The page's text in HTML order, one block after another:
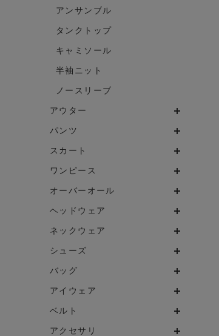
アンサンブル
タンクトップ
キャミソール
半袖ニット
ノースリーブ
アウター
パンツ
スカート
ワンピース
オーバーオール
ヘッドウェア
ネックウェア
シューズ
バッグ
アイウェア
ベルト
アクセサリ